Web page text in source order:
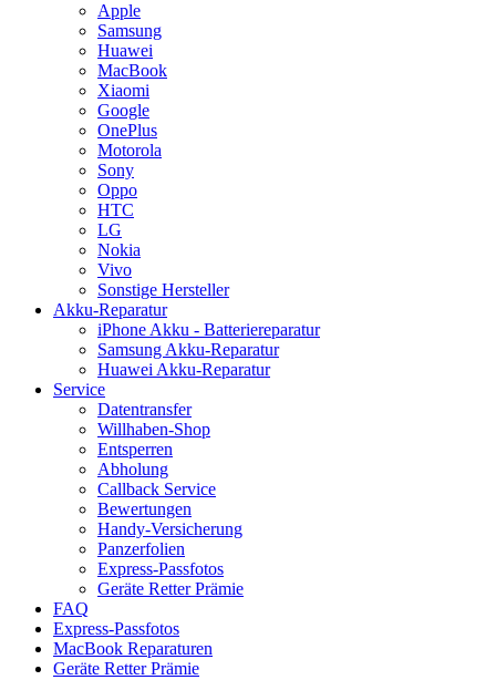
Apple
Samsung
Huawei
MacBook
Xiaomi
Google
OnePlus
Motorola
Sony
Oppo
HTC
LG
Nokia
Vivo
Sonstige Hersteller
Akku-Reparatur
iPhone Akku - Batteriereparatur
Samsung Akku-Reparatur
Huawei Akku-Reparatur
Service
Datentransfer
Willhaben-Shop
Entsperren
Abholung
Callback Service
Bewertungen
Handy-Versicherung
Panzerfolien
Express-Passfotos
Geräte Retter Prämie
FAQ
Express-Passfotos
MacBook Reparaturen
Geräte Retter Prämie